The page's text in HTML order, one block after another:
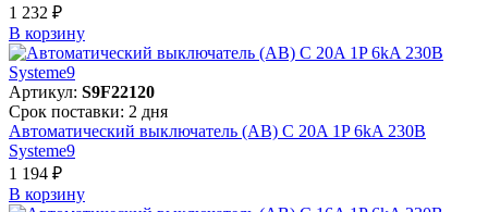
1 232 ₽
В корзинy
Артикул: S9F22120
Срок поставки: 2 дня
Автоматический выключатель (АВ) C 20A 1P 6kA 230В
Systeme9
1 194 ₽
В корзинy